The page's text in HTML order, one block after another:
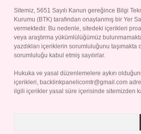
Sitemiz, 5651 Sayılı Kanun gereğince Bilgi
Kurumu (BTK) tarafından onaylanmış bir Yer
vermektedir. Bu nedenle, sitedeki içerikleri
veya araştırma yükümlülüğümüz
yazdıkları içeriklerin sorumluluğunu taşımakta
sorumluluğu kabul etmiş sayılırlar.
Hukuka ve yasal düzenlemelere aykırı
içerikleri, backlinkpanelicomtr@gmail.com
ilgili içerikler yasal süre içerisinde sitemizden